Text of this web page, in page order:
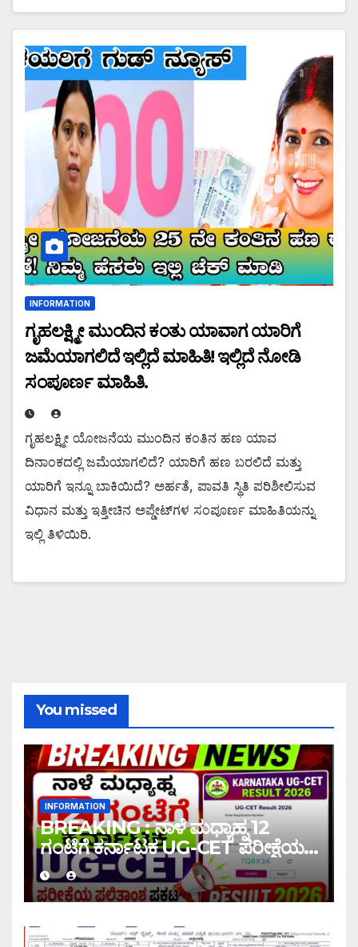
INFORMATION
ಗೃಹಲಕ್ಷ್ಮೀ ಮುಂದಿನ ಕಂತು ಯಾವಾಗ ಯಾರಿಗೆ
ಜಮೆಯಾಗಲಿದೆ ಇಲ್ಲಿದೆ ಮಾಹಿತಿ! ಇಲ್ಲಿದೆ ನೋಡಿ
ಸಂಪೂರ್ಣ ಮಾಹಿತಿ.
ಗೃಹಲಕ್ಷ್ಮೀ ಯೋಜನೆಯ ಮುಂದಿನ ಕಂತಿನ ಹಣ ಯಾವ
ದಿನಾಂಕದಲ್ಲಿ ಜಮೆಯಾಗಲಿದೆ? ಯಾರಿಗೆ ಹಣ ಬರಲಿದೆ ಮತ್ತು
ಯಾರಿಗೆ ಇನ್ನೂ ಬಾಕಿಯಿದೆ? ಅರ್ಹತೆ, ಪಾವತಿ ಸ್ಥಿತಿ ಪರಿಶೀಲಿಸುವ
ವಿಧಾನ ಮತ್ತು ಇತ್ತೀಚಿನ ಅಪ್ಡೇಟ್‌ಗಳ ಸಂಪೂರ್ಣ ಮಾಹಿತಿಯನ್ನು
ಇಲ್ಲಿ ತಿಳಿಯಿರಿ.
You missed
INFORMATION
BREAKING : ನಾಳೆ ಮಧ್ಯಾಹ್ನ 12
ಗಂಟೆಗೆ ಕರ್ನಾಟಕ UG-CET ಪರೀಕ್ಷೆಯ
ಫಲಿತಾಂಶ ಪ್ರಕಟ |UG-CET Result
2026